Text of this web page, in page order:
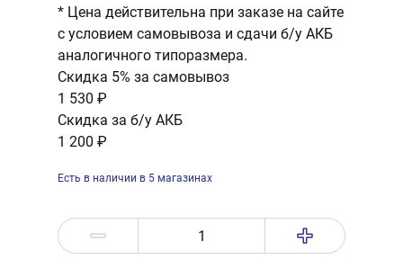
* Цена действительна при заказе на сайте
с условием самовывоза и сдачи б/у АКБ
аналогичного типоразмера.
Скидка 5% за самовывоз
1 530 ₽
Скидка за б/у АКБ
1 200 ₽
Есть в наличии в 5 магазинах